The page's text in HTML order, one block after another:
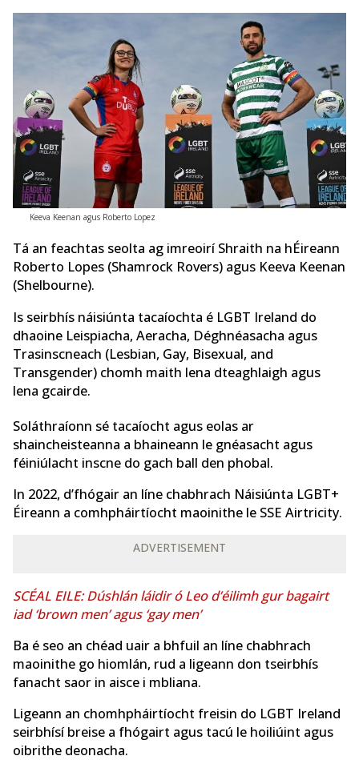
Keeva Keenan agus Roberto Lopez
Tá an feachtas seolta ag imreoirí Shraith na hÉireann
Roberto Lopes (Shamrock Rovers) agus Keeva Keenan
(Shelbourne).
Is seirbhís náisiúnta tacaíochta é LGBT Ireland do
dhaoine Leispiacha, Aeracha, Déghnéasacha agus
Trasinscneach (Lesbian, Gay, Bisexual, and
Transgender) chomh maith lena dteaghlaigh agus
lena gcairde.
Soláthraíonn sé tacaíocht agus eolas ar
shaincheisteanna a bhaineann le gnéasacht agus
féiniúlacht inscne do gach ball den phobal.
In 2022, d’fhógair an líne chabhrach Náisiúnta LGBT+
Éireann a comhpháirtíocht maoinithe le SSE Airtricity.
ADVERTISEMENT
SCÉAL EILE: Dúshlán láidir ó Leo d’éilimh gur bagairt
iad ‘brown men’ agus ‘gay men’
Ba é seo an chéad uair a bhfuil an líne chabhrach
maoinithe go hiomlán, rud a ligeann don tseirbhís
fanacht saor in aisce i mbliana.
Ligeann an chomhpháirtíocht freisin do LGBT Ireland
seirbhísí breise a fhógairt agus tacú le hoiliúint agus
oibrithe deonacha.